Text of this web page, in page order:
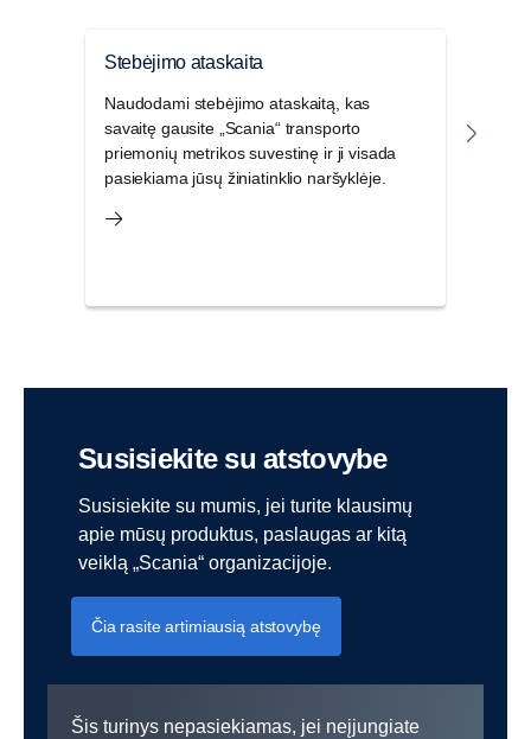
Stebėjimo ataskaita
Naudodami stebėjimo ataskaitą, kas
savaitę gausite „Scania“ transporto
priemonių metrikos suvestinę ir ji visada
pasiekiama jūsų žiniatinklio naršyklėje.
Susisiekite su atstovybe
Susisiekite su mumis, jei turite klausimų
apie mūsų produktus, paslaugas ar kitą
veiklą „Scania“ organizacijoje.
Čia rasite artimiausią atstovybę
Šis turinys nepasiekiamas, jei neįjungiate